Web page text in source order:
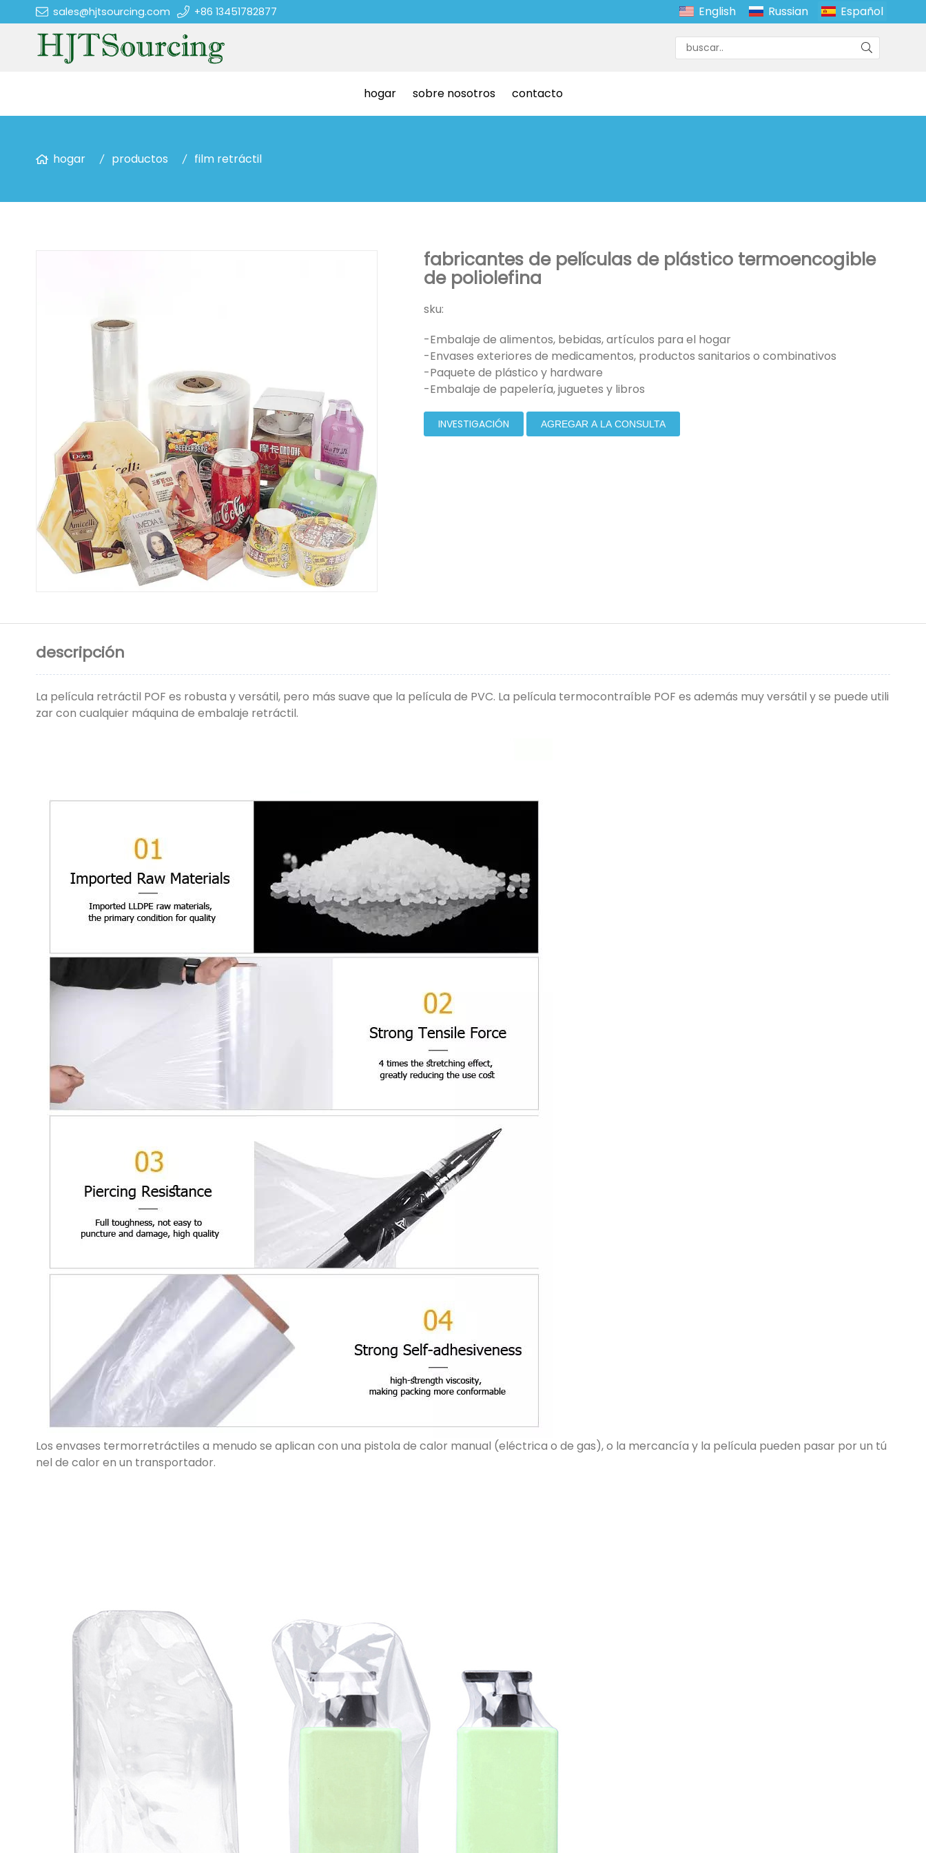
sales@hjtsourcing.com +86 13451782877 English Russian Español
hogar sobre nosotros contacto
hogar productos film retráctil
fabricantes de películas de plástico termoencogible
de poliolefina
sku:
-Embalaje de alimentos, bebidas, artículos para el hogar
-Envases exteriores de medicamentos, productos sanitarios o combinativos
-Paquete de plástico y hardware
-Embalaje de papelería, juguetes y libros
INVESTIGACIÓN AGREGAR A LA CONSULTA
descripción
La película retráctil POF es robusta y versátil, pero más suave que la película de PVC. La película termocontraíble POF es además muy versátil y se puede utili
zar con cualquier máquina de embalaje retráctil.
Los envases termorretráctiles a menudo se aplican con una pistola de calor manual (eléctrica o de gas), o la mercancía y la película pueden pasar por un tú
nel de calor en un transportador.